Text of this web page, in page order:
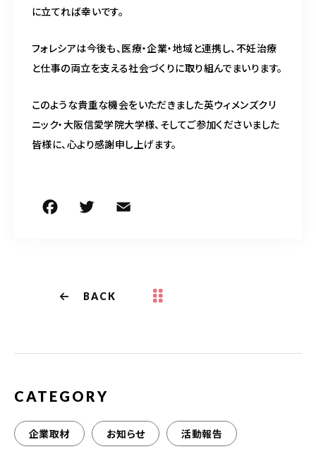
に立てれば幸いです。
フォレシアは今後も、医療・企業・地域と連携し、不妊治療
と仕事の両立を支える社会づくりに取り組んでまいります。
このような貴重な機会をいただきました英ウィメンズクリ
ニック・大阪信愛学院大学様、そしてご参加くださいました
皆様に、心より感謝申し上げます。
b
o
r
BACK
CATEGORY
企業取材 お知らせ 活動報告